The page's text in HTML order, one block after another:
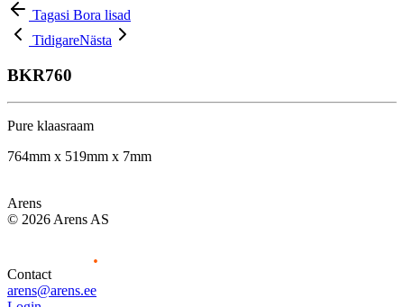
Tagasi Bora lisad
TidigareNästa
BKR760
Pure klaasraam
764mm x 519mm x 7mm
Arens
© 2026 Arens AS
Contact
arens@arens.ee